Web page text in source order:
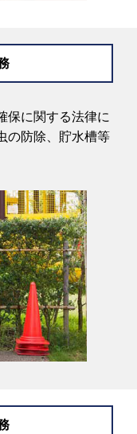
保に関する法律に
の防除、貯水槽等